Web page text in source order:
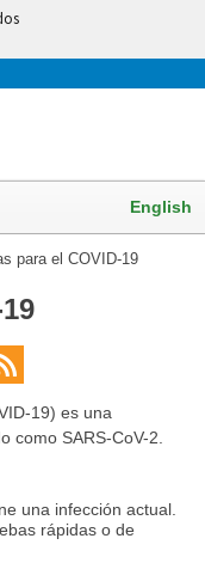
English
para el COVID-19
19) es una
como SARS-CoV-2.
una infección actual.
rápidas o de